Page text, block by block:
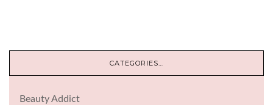
CATEGORIES…
Beauty Addict